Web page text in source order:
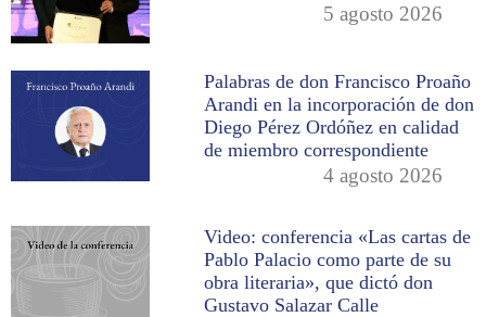
5 agosto 2026
Palabras de don Francisco Proaño
Arandi en la incorporación de don
Diego Pérez Ordóñez en calidad
de miembro correspondiente
4 agosto 2026
Video: conferencia «Las cartas de
Pablo Palacio como parte de su
obra literaria», que dictó don
Gustavo Salazar Calle